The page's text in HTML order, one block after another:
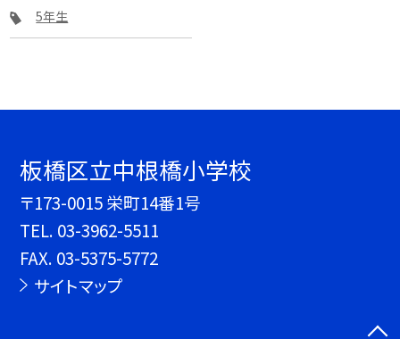
5年生
板橋区立中根橋小学校
〒173-0015 栄町14番1号
TEL. 03-3962-5511
FAX. 03-5375-5772
サイトマップ